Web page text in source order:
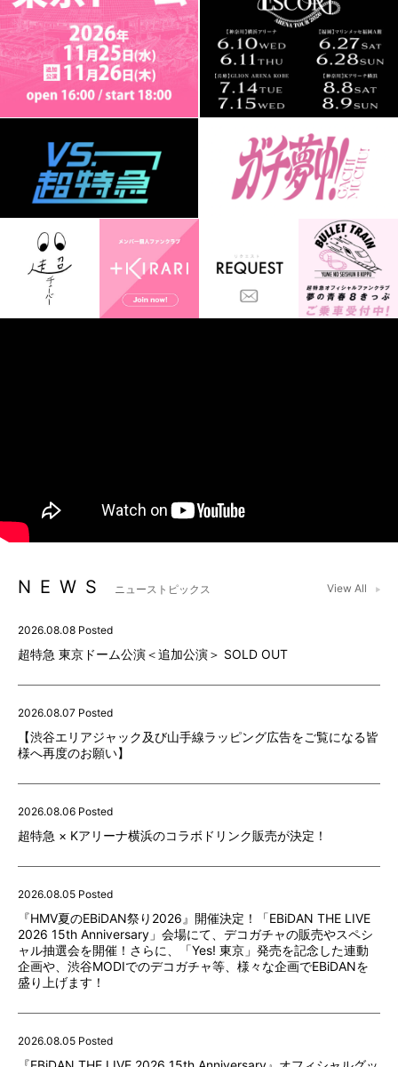
NEWS ニューストピックス View All
2026.08.08 Posted
超特急 東京ドーム公演＜追加公演＞ SOLD OUT
2026.08.07 Posted
【渋谷エリアジャック及び山手線ラッピング広告をご覧になる皆
様へ再度のお願い】
2026.08.06 Posted
超特急 × Kアリーナ横浜のコラボドリンク販売が決定！
2026.08.05 Posted
『HMV夏のEBiDAN祭り2026』開催決定！「EBiDAN THE LIVE
2026 15th Anniversary」会場にて、デコガチャの販売やスペシ
ャル抽選会を開催！さらに、「Yes! 東京」発売を記念した連動
企画や、渋谷MODIでのデコガチャ等、様々な企画でEBiDANを
盛り上げます！
2026.08.05 Posted